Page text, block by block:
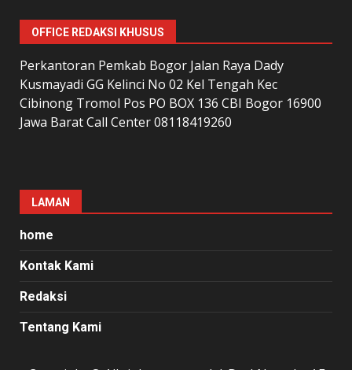
OFFICE REDAKSI KHUSUS
Perkantoran Pemkab Bogor Jalan Raya Dady
Kusmayadi GG Kelinci No 02 Kel Tengah Kec
Cibinong Tromol Pos PO BOX 136 CBI Bogor 16900
Jawa Barat Call Center 08118419260
LAMAN
home
Kontak Kami
Redaksi
Tentang Kami